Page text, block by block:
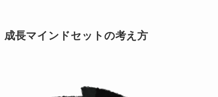
成長マインドセットの考え方